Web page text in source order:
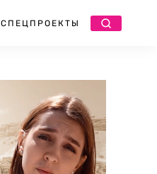
СПЕЦПРОЕКТЫ